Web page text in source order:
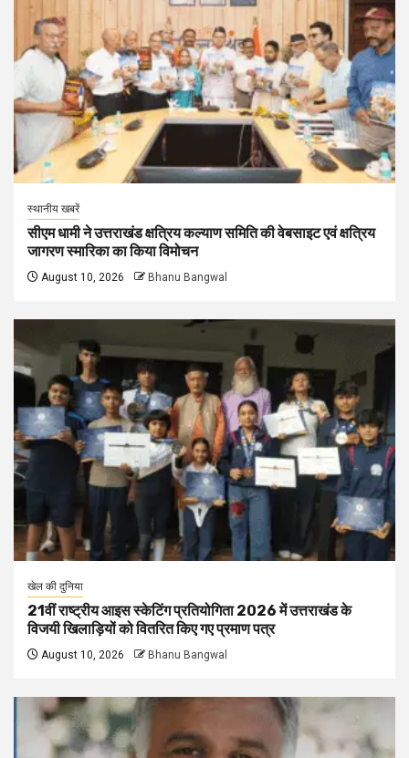
स्थानीय खबरें
सीएम धामी ने उत्तराखंड क्षत्रिय कल्याण समिति की वेबसाइट एवं क्षत्रिय
जागरण स्मारिका का किया विमोचन
August 10, 2026 Bhanu Bangwal
खेल की दुनिया
21वीं राष्ट्रीय आइस स्केटिंग प्रतियोगिता 2026 में उत्तराखंड के
विजयी खिलाड़ियों को वितरित किए गए प्रमाण पत्र
August 10, 2026 Bhanu Bangwal